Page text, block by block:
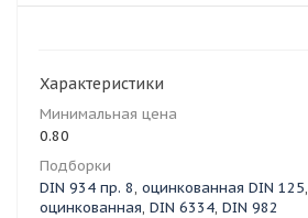
Характеристики
Минимальная цена
0.80
Подборки
DIN 934 пр. 8, оцинкованная DIN 125,
оцинкованная, DIN 6334, DIN 982